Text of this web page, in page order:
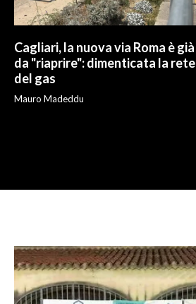
Cagliari, la nuova via Roma è già
da "riaprire": dimenticata la rete
del gas
Mauro Madeddu